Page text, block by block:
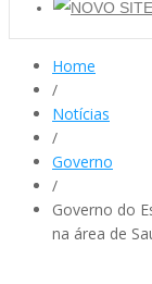
Home
/
Notícias
/
Governo
/
Governo do
na área de